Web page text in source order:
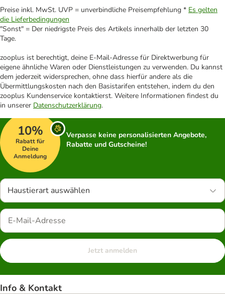
Preise inkl. MwSt. UVP = unverbindliche Preisempfehlung * Es gelten
die Lieferbedingungen
"Sonst" = Der niedrigste Preis des Artikels innerhalb der letzten 30
Tage.
zooplus ist berechtigt, deine E-Mail-Adresse für Direktwerbung für
eigene ähnliche Waren oder Dienstleistungen zu verwenden. Du kannst
dem jederzeit widersprechen, ohne dass hierfür andere als die
Übermittlungskosten nach den Basistarifen entstehen, indem du den
zooplus Kundenservice kontaktierst. Weitere Informationen findest du
in unserer Datenschutzerklärung.
10%
Rabatt für
Deine
Anmeldung
Verpasse keine personalisierten Angebote,
Rabatte und Gutscheine!
Haustierart auswählen
Jetzt anmelden
Info & Kontakt